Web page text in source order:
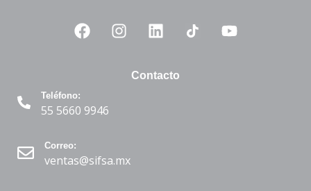
Contacto
Teléfono:
55 5660 9946
Correo:
ventas@sifsa.mx